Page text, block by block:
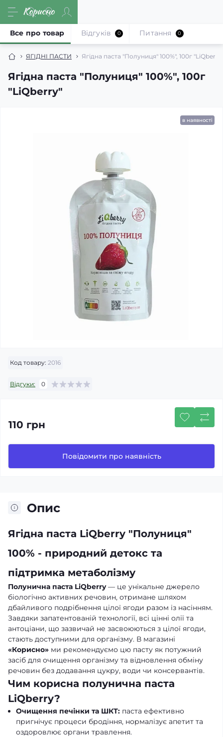
ЯГІДНІ ПАСТИ Ягідна паста "Полуниця" 100%", 100г "LiQberry"
Ягідна паста "Полуниця" 100%", 100г
"LiQberry"
Все про товар Відгуків 0 Питання 0
в наявності
Код товару: 2016
Відгуки: 0
110 грн
Повідомити про наявність
Опис
Ягідна паста LiQberry "Полуниця"
100% - природний детокс та
підтримка метаболізму
Полунична паста LiQberry— це унікальне джерело
біологічно активних речовин, отримане шляхом
дбайливого подрібнення цілої ягоди разом із насінням.
Завдяки запатентованій технології, всі цінні олії та
антоціани, що зазвичай не засвоюються з цілої ягоди,
стають доступними для організму. В магазині
«Корисно» ми рекомендуємо цю пасту як потужний
засіб для очищення організму та відновлення обміну
речовин без додавання цукру, води чи консервантів.
Чим корисна полунична паста
LiQberry?
Очищення печінки та ШКТ: паста ефективно
пригнічує процеси бродіння, нормалізує апетит та
оздоровлює органи травлення.